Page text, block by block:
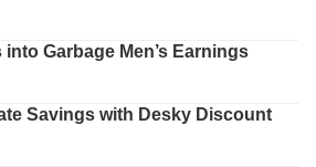
Garbage Men’s Earnings
Savings with Desky Discount